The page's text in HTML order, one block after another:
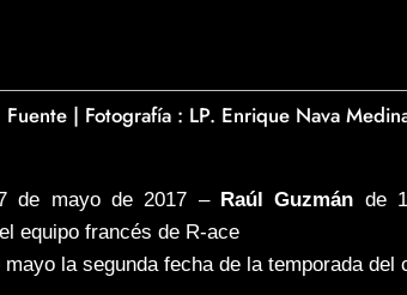
Fuente | Fotografía : LP. Enrique Nava
de mayo de 2017 – Raúl Guzmán de
equipo francés de R-ace
la segunda fecha de la temporada del